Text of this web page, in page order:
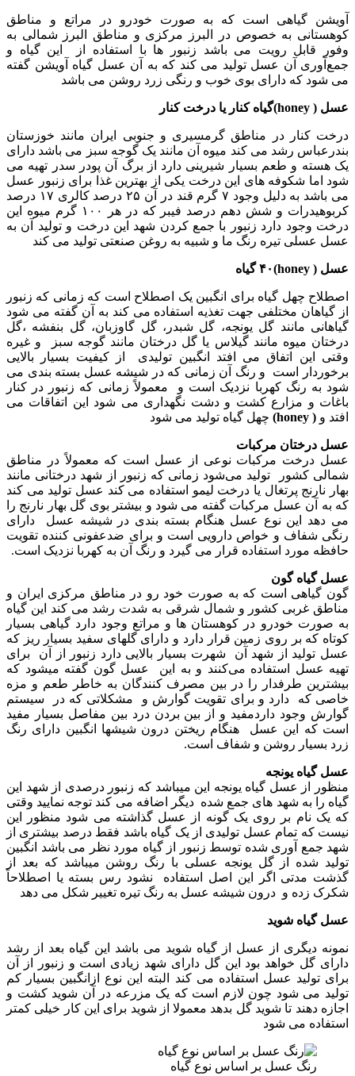
آویشن گیاهی است که به صورت خودرو در مراتع و مناطق
کوهستانی به خصوص در البرز مرکزی و مناطق البرز شمالی به
وفور قابل رویت می باشد زنبور ها با استفاده از این گیاه و
جمع‌آوری آن عسل تولید می کند که به آن عسل گیاه آویشن گفته
می شود که دارای بوی خوب و رنگی زرد روشن می باشد
عسل ( honey)گیاه کنار یا درخت کنار
درخت کنار در مناطق گرمسیری و جنوبی ایران مانند خوزستان
بندرعباس رشد می کند میوه آن مانند یک گوجه سبز می باشد دارای
یک هسته و طعم بسیار شیرینی دارد از برگ آن پودر سدر تهیه می
شود اما شکوفه های این درخت یکی از بهترین غذا برای زنبور عسل
می باشد به دلیل وجود ۷ گرم قند در آن ۲۵ درصد کالری ۱۷ درصد
کربوهیدرات و شش دهم درصد فیبر که در هر ۱۰۰ گرم میوه این
درخت وجود دارد زنبور با جمع کردن شهد این درخت و تولید آن به
عسل عسلی تیره رنگ ما و شبیه به روغن صنعتی تولید می کند
عسل ( honey)۴۰ گیاه
اصطلاح چهل گیاه برای انگبین یک اصطلاح است که زمانی که زنبور
از گیاهان مختلفی جهت تغذیه استفاده می کند به آن گفته می شود
گیاهانی مانند گل یونجه، گل شبدر، گل گاوزبان، گل بنفشه ،گل
درختان میوه مانند گیلاس یا گل درختان مانند گوجه سبز و غیره
وقتی این اتفاق می افتد انگبین تولیدی از کیفیت بسیار بالایی
برخوردار است و رنگ آن زمانی که در شیشه عسل بسته بندی می
شود به رنگ کهربا نزدیک است و معمولاً زمانی که زنبور در کنار
باغات و مزارع کشت و دشت نگهداری می شود این اتفاقات می
افتد و ( honey) چهل گیاه تولید می شود
عسل درختان مرکبات
عسل درخت مرکبات نوعی از عسل است که معمولاً در مناطق
شمالی کشور تولید می‌شود زمانی که زنبور از شهد درختانی مانند
بهار نارنج پرتغال یا درخت لیمو استفاده می کند عسل تولید می کند
که به آن عسل مرکبات گفته می شود و بیشتر بوی گل بهار نارنج را
می دهد این نوع عسل هنگام بسته بندی در شیشه عسل دارای
رنگی شفاف و خواص دارویی است و برای ضدعفونی کننده تقویت
حافظه مورد استفاده قرار می گیرد و رنگ آن به کهربا نزدیک است.
عسل گیاه گون
گون گیاهی است که به صورت خود رو در مناطق مرکزی ایران و
مناطق غربی کشور و شمال شرقی به شدت رشد می کند این گیاه
به صورت خودرو در کوهستان ها و مراتع وجود دارد گیاهی بسیار
کوتاه که بر روی زمین قرار دارد و دارای گلهای سفید بسیار ریز که
عسل تولید از شهد آن شهرت بسیار بالایی دارد زنبور از آن برای
تهیه عسل استفاده می‌کنند و به این عسل گون گفته میشود که
بیشترین طرفدار را در بین مصرف کنندگان به خاطر طعم و مزه
خاصی که دارد و برای تقویت گوارش و مشکلاتی که در سیستم
گوارش وجود داردمفید و از بین بردن درد بین مفاصل بسیار مفید
است که این عسل هنگام ریختن درون شیشها انگبین دارای رنگ
زرد بسیار روشن و شفاف است.
عسل گیاه یونجه
منظور از عسل گیاه یونجه این میباشد که زنبور درصدی از شهد این
گیاه را به شهد های جمع شده دیگر اضافه می کند توجه نمایید وقتی
که یک نام بر روی یک گونه از عسل گذاشته می شود منظور این
نیست که تمام عسل تولیدی از یک گیاه باشد فقط درصد بیشتری از
شهد جمع آوری شده توسط زنبور از گیاه مورد نظر می باشد انگبین
تولید شده از گل یونجه عسلی با رنگ روشن میباشد که بعد از
گذشت مدتی اگر این اصل استفاده نشود رس بسته یا اصطلاحاً
شکرک زده و درون شیشه عسل به رنگ تیره تغییر شکل می دهد
عسل گیاه شوید
نمونه دیگری از عسل از گیاه شوید می باشد این گیاه بعد از رشد
دارای گل خواهد بود این گل دارای شهد زیادی است و زنبور از آن
برای تولید عسل استفاده می کند البته این نوع ازانگبین بسیار کم
تولید می شود چون لازم است که یک مزرعه در آن شوید کشت و
اجازه دهند تا شوید گل بدهد معمولا از شوید برای این کار خیلی کمتر
استفاده می شود
رنگ عسل بر اساس نوع گیاه